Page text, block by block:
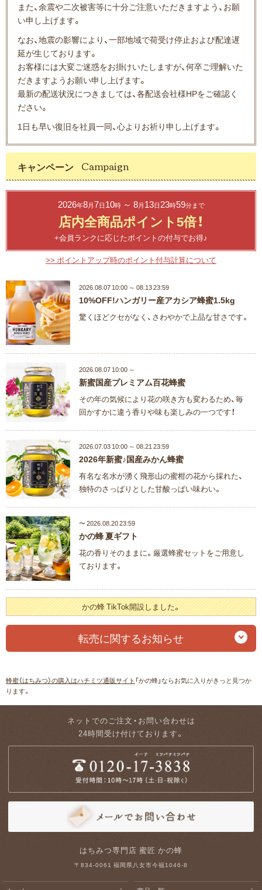
また、余震や二次被害等に十分ご注意いただきますよう、お願
い申し上げます。
なお、地震の影響により、一部地域で荷受け停止および配達遅
延が生じております。
お客様には大変ご迷惑をお掛けいたしますが、何卒ご理解いた
だきますようお願い申し上げます。
最新の配送状況につきましては、各配送会社様HPをご確認く
ださい。
1日も早い復旧を社員一同、心よりお祈り申し上げます。
キャンペーン
2026年8月7日10時～ 8月13日23時59分まで
店内全商品ポイント5倍！
+会員ランクに応じたポイントの付与でお得♪
>> ポイントアップ時のポイント付与計算について
2026.08.07 10:00 ～ 08.13 23:59
10%OFF!ハンガリー産アカシア蜂蜜1.5kg
驚くほどクセがなく、さわやかで上品な甘さです。
2026.08.07 10:00 ～
新蜜国産プレミアム百花蜂蜜
その年の気候により花の咲き方も変わるため、毎
回かすかに違う香りや味も楽しみの一つです！
2026.07.03 10:00 ～ 08.21 23:59
2026年新蜜♪国産みかん蜂蜜
有名な名水が湧く飛形山の蜜柑の花から採れた、
独特のさっぱりとした甘酸っぱい味わい。
〜 2026.08.20 23:59
かの蜂 夏ギフト
花の香りそのままに。厳選蜂蜜セットをご用意し
ております。
かの蜂 TikTok開設しました。
転売に関するお知らせ
蜂蜜（はちみつ）の購入はハチミツ通販サイト 「かの蜂」ならお気に入りがきっと見つか
ります。
ネットでのご注文・お問い合わせは
24時間受け付けております。
はちみつ専門店 蜜匠 かの蜂
〒834-0061 福岡県八女市今福1046-8